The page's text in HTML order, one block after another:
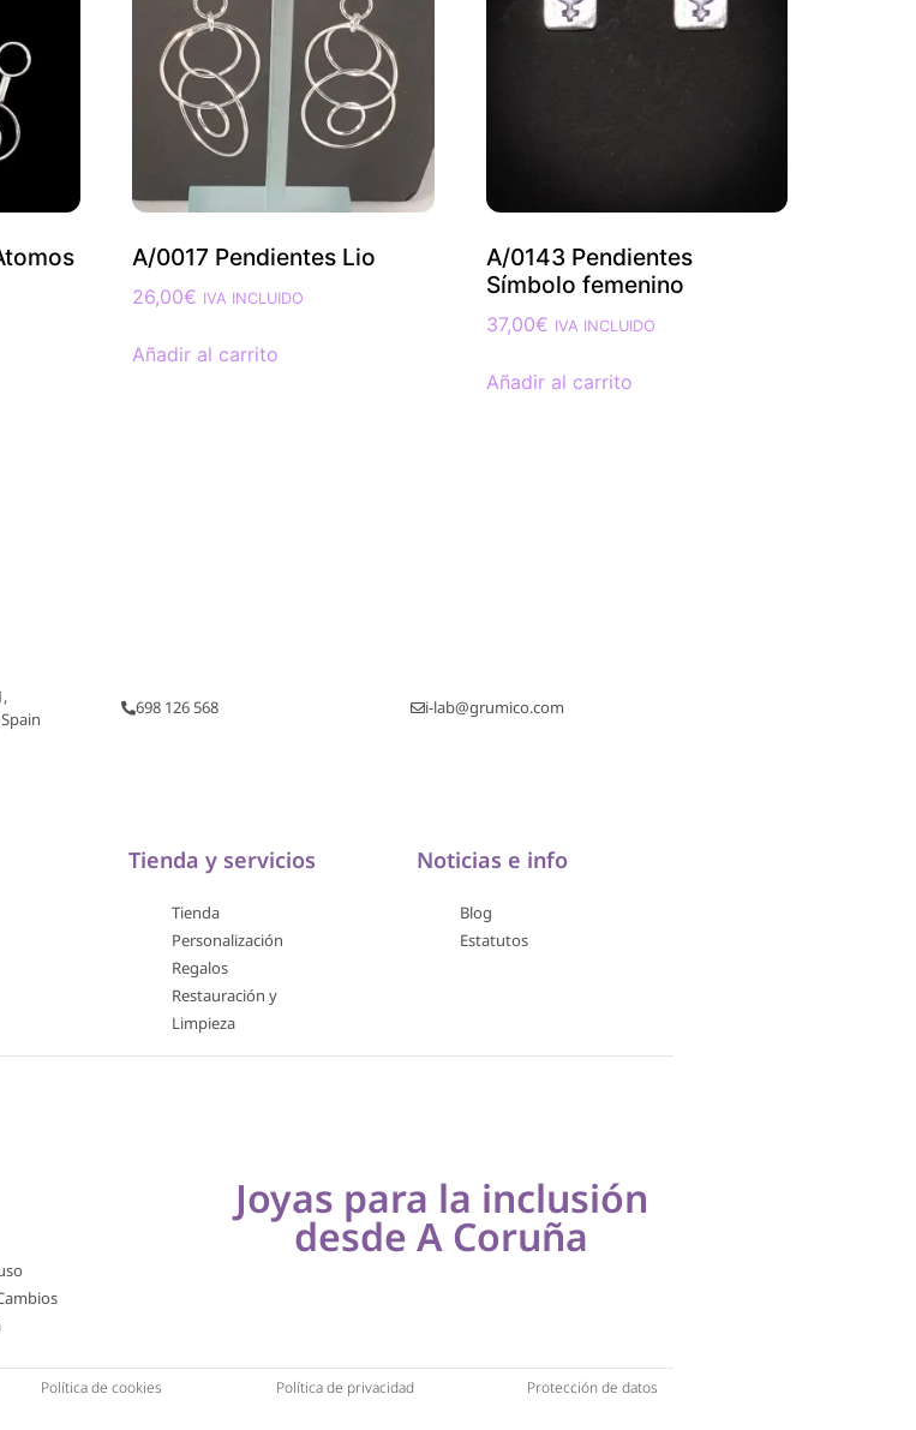
A/0017 Pendientes Lio
26,00€ IVA INCLUIDO
Añadir al carrito
A/0143 Pendientes
Símbolo femenino
37,00€ IVA INCLUIDO
Añadir al carrito
698 126 568 i-lab@grumico.com
Tienda y servicios
Tienda
Personalización
Regalos
Restauración y
Limpieza
Noticias e info
Blog
Estatutos
Joyas para la inclusión
desde A Coruña
Política de cookies Política de privacidad Protección de datos